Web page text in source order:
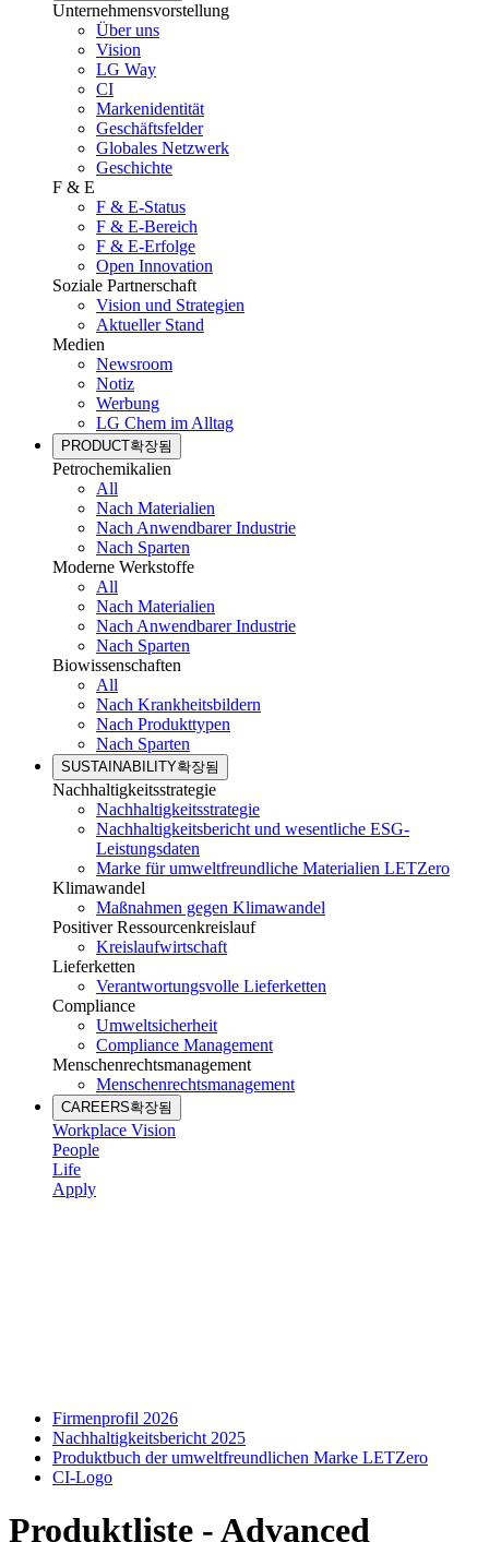
Unternehmensvorstellung
Über uns
Vision
LG Way
CI
Markenidentität
Geschäftsfelder
Globales Netzwerk
Geschichte
F & E
F & E-Status
F & E-Bereich
F & E-Erfolge
Open Innovation
Soziale Partnerschaft
Vision und Strategien
Aktueller Stand
Medien
Newsroom
Notiz
Werbung
LG Chem im Alltag
PRODUCT확장됨
Petrochemikalien
All
Nach Materialien
Nach Anwendbarer Industrie
Nach Sparten
Moderne Werkstoffe
All
Nach Materialien
Nach Anwendbarer Industrie
Nach Sparten
Biowissenschaften
All
Nach Krankheitsbildern
Nach Produkttypen
Nach Sparten
SUSTAINABILITY확장됨
Nachhaltigkeitsstrategie
Nachhaltigkeitsstrategie
Nachhaltigkeitsbericht und wesentliche ESG-
Leistungsdaten
Marke für umweltfreundliche Materialien LETZero
Klimawandel
Maßnahmen gegen Klimawandel
Positiver Ressourcenkreislauf
Kreislaufwirtschaft
Lieferketten
Verantwortungsvolle Lieferketten
Compliance
Umweltsicherheit
Compliance Management
Menschenrechtsmanagement
Menschenrechtsmanagement
CAREERS확장됨
Workplace Vision
People
Life
Apply
Firmenprofil 2026
Nachhaltigkeitsbericht 2025
Produktbuch der umweltfreundlichen Marke LETZero
CI-Logo
Produktliste - Advanced